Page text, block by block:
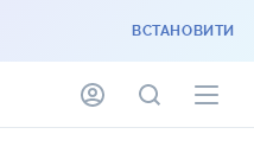
ВСТАНОВИТИ